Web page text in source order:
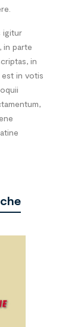
igitur
in parte
in
in votis